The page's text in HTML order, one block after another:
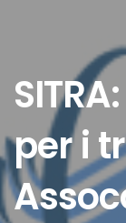
per i